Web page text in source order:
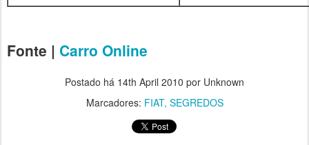
Fonte | Carro Online
Postado há 14th April 2010 por Unknown
Marcadores: FIAT SEGREDOS